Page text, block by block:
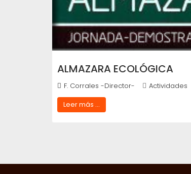
ALMAZARA ECOLÓGICA
F. Corrales -Director- Actividades
Leer más ...